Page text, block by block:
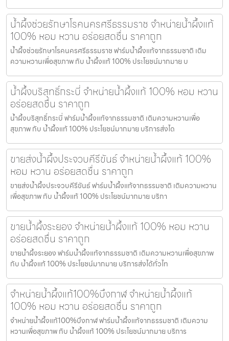
น้ำผึ้งช่วยรักษาโรคนครศรีธรรมราช จำหน่ายน้ำผึ้งแท้
100% หอม หวาน อร่อยสดชื่น ราคาถูก
น้ำผึ้งช่วยรักษาโรคนครศรีธรรมราช ฟาร์มน้ำผึ้งแท้จากธรรมชาติ เติม
ความหวานเพื่อสุขภาพ กับ น้ำผึ้งแท้ 100% ประโยชน์มากมาย บ
น้ำผึ้งบริสุทธิ์กระบี่ จำหน่ายน้ำผึ้งแท้ 100% หอม หวาน
อร่อยสดชื่น ราคาถูก
น้ำผึ้งบริสุทธิ์กระบี่ ฟาร์มน้ำผึ้งแท้จากธรรมชาติ เติมความหวานเพื่อ
สุขภาพ กับ น้ำผึ้งแท้ 100% ประโยชน์มากมาย บริการส่งได
ขายส่งน้ำผึ้งประจวบคีรีขันธ์ จำหน่ายน้ำผึ้งแท้ 100%
หอม หวาน อร่อยสดชื่น ราคาถูก
ขายส่งน้ำผึ้งประจวบคีรีขันธ์ ฟาร์มน้ำผึ้งแท้จากธรรมชาติ เติมความหวาน
เพื่อสุขภาพ กับ น้ำผึ้งแท้ 100% ประโยชน์มากมาย บริกา
ขายน้ำผึ้งระยอง จำหน่ายน้ำผึ้งแท้ 100% หอม หวาน
อร่อยสดชื่น ราคาถูก
ขายน้ำผึ้งระยอง ฟาร์มน้ำผึ้งแท้จากธรรมชาติ เติมความหวานเพื่อสุขภาพ
กับ น้ำผึ้งแท้ 100% ประโยชน์มากมาย บริการส่งได้ทั่วไท
จำหน่ายน้ำผึ้งแท้100%บึงกาฬ จำหน่ายน้ำผึ้งแท้
100% หอม หวาน อร่อยสดชื่น ราคาถูก
จำหน่ายน้ำผึ้งแท้100%บึงกาฬ ฟาร์มน้ำผึ้งแท้จากธรรมชาติ เติมความ
หวานเพื่อสุขภาพ กับ น้ำผึ้งแท้ 100% ประโยชน์มากมาย บริการ